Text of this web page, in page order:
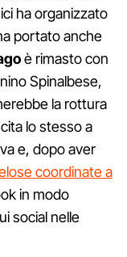
ha organizzato
portato anche
è rimasto con
Spinalbese,
la rottura
lo stesso a
e, dopo aver
coordinate a
in modo
social nelle